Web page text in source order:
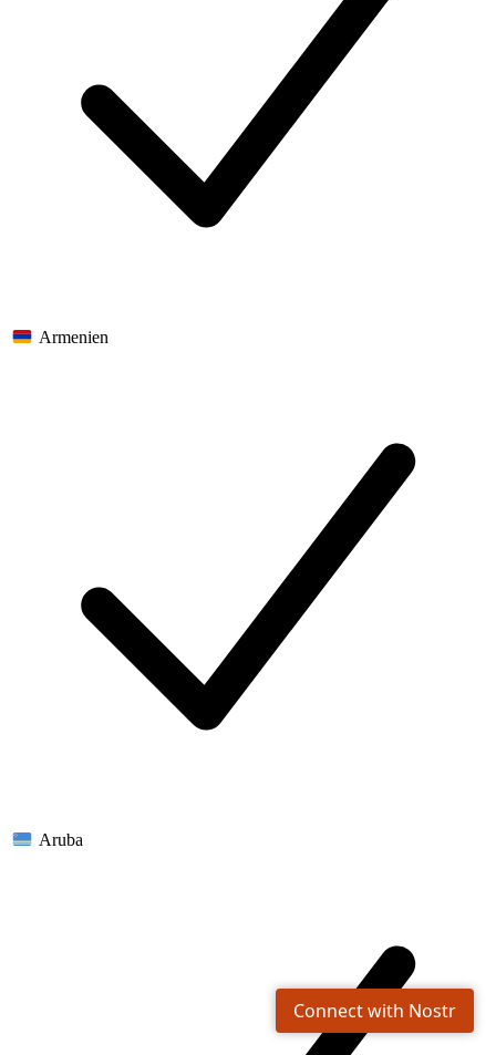
Armenien
Aruba